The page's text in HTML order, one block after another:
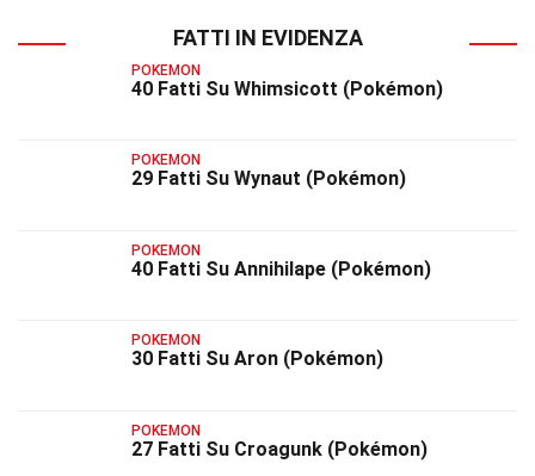
FATTI IN EVIDENZA
POKEMON
40 Fatti Su Whimsicott (Pokémon)
POKEMON
29 Fatti Su Wynaut (Pokémon)
POKEMON
40 Fatti Su Annihilape (Pokémon)
POKEMON
30 Fatti Su Aron (Pokémon)
POKEMON
27 Fatti Su Croagunk (Pokémon)